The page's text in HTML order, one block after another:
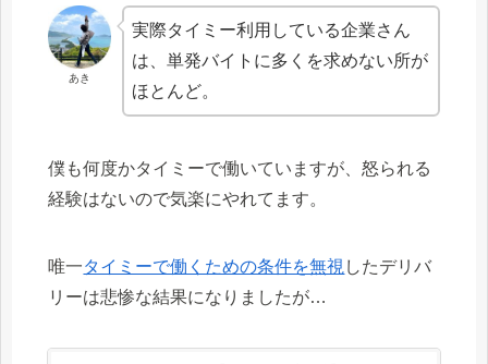
あき
実際タイミー利用している企業さん
は、単発バイトに多くを求めない所が
ほとんど。
僕も何度かタイミーで働いていますが、怒られる
経験はないので気楽にやれてます。
唯一タイミーで働くための条件を無視 したデリバ
リーは悲惨な結果になりましたが…